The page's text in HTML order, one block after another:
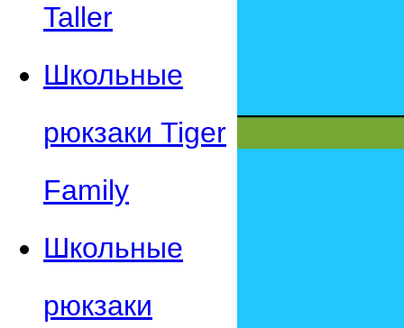
Taller
Школьные
рюкзаки Tiger
Family
Школьные
рюкзаки